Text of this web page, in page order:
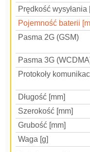
Prędkość wysyłania
Pojemność baterii
Pasma 2G (GSM)
Pasma 3G
Protokoły
Długość [mm]
Szerokość [mm]
Grubość [mm]
Waga [g]